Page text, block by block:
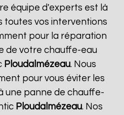
équipe d'experts est là
toutes vos interventions
pour la réparation
de votre chauffe-eau
Ploudalmézeau. Nous
pour vous éviter les
une panne de chauffe-
Ploudalmézeau. Nos